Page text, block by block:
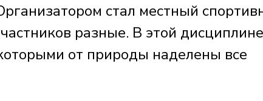
стал местный
разные. В этой дисциплине
от природы наделены все